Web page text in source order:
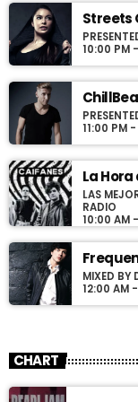
justo. Aliquam
varius laoreet
Streets
10:00 PM
11:00 PM
La
LAS
RADIO
10:00 AM
MIXED BY
12:00 AM
CHART